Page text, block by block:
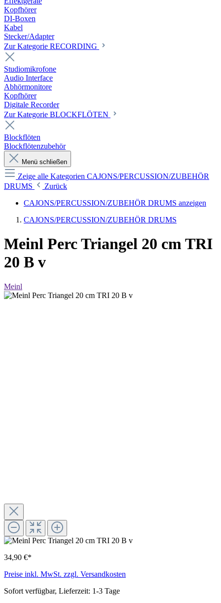
Kopfhörer
DI-Boxen
Kabel
Stecker/Adapter
Zur Kategorie RECORDING
Studiomikrofone
Audio Interface
Abhörmonitore
Kopfhörer
Digitale Recorder
Zur Kategorie BLOCKFLÖTEN
Blockflöten
Blockflötenzubehör
Menü schließen
Zeige alle Kategorien CAJONS/PERCUSSION/ZUBEHÖR
DRUMS
Zurück
CAJONS/PERCUSSION/ZUBEHÖR DRUMS anzeigen
CAJONS/PERCUSSION/ZUBEHÖR DRUMS
Meinl Perc Triangel 20 cm TRI
20 B v
Meinl
34,90 €*
Preise inkl. MwSt. zzgl. Versandkosten
Sofort verfügbar, Lieferzeit: 1-3 Tage